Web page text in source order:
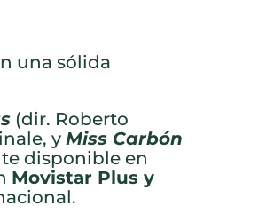
una sólida
(dir. Roberto
y Miss Carbón
disponible en
Movistar Plus y